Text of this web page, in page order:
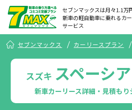
セブンマックスは月々1.1万
新車の軽自動車に乗れるカ
サービス
セブンマックス カーリースプラン
スズキ スペーシ
新車カーリース詳細・見積も